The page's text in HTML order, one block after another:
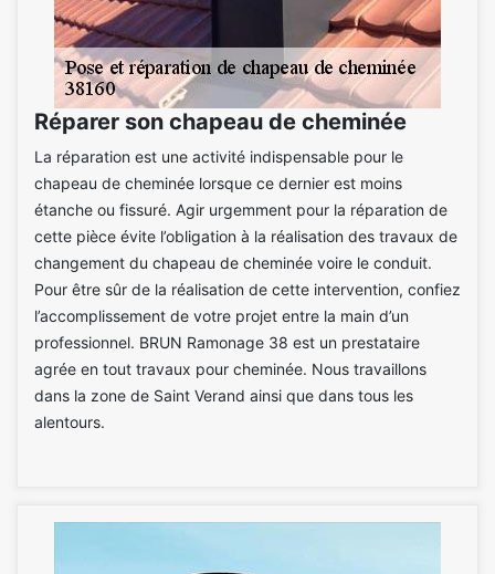
Réparer son chapeau de cheminée
La réparation est une activité indispensable pour le
chapeau de cheminée lorsque ce dernier est moins
étanche ou fissuré. Agir urgemment pour la réparation de
cette pièce évite l’obligation à la réalisation des travaux de
changement du chapeau de cheminée voire le conduit.
Pour être sûr de la réalisation de cette intervention, confiez
l’accomplissement de votre projet entre la main d’un
professionnel. BRUN Ramonage 38 est un prestataire
agrée en tout travaux pour cheminée. Nous travaillons
dans la zone de Saint Verand ainsi que dans tous les
alentours.